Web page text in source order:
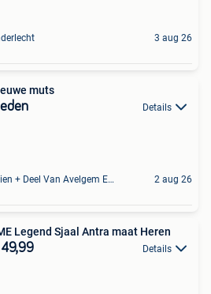
3 aug 26
muts
Details
Ruien + Deel Van Avelgem En Waarmaarde 2 aug 26
PME Legend Sjaal Antra maat Heren
Details